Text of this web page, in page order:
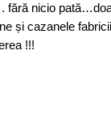
fără nicio
și cazanele
!!!